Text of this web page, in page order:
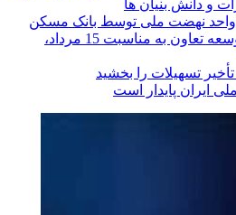
و دانش بنیان ها
پیام مدیرعامل بانک توسعه تعاون به مناسبت 15 مرداد،
تسهیلات را بخشید
ایران پایدار است